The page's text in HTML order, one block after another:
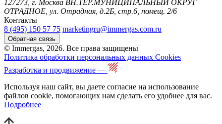
127273, г. Москва ВН.ТЕР.МУНИЦИПАЛЬНЫЙ ОКРУГ
ОТРАДНОЕ, ул. Отрадная, д.2Б, стр.6, помещ. 2/6
Контакты
8 (495) 150 57 75 marketingru@immergas.com.ru
Обратная связь
© Immergas, 2026. Все права защищены
Политика обработки персональных данных Cookies
Разработка и продвижение —
Используя наш сайт, вы даете согласие на использование
файлов cookie, помогающих нам сделать его удобнее для вас.
Подробнее